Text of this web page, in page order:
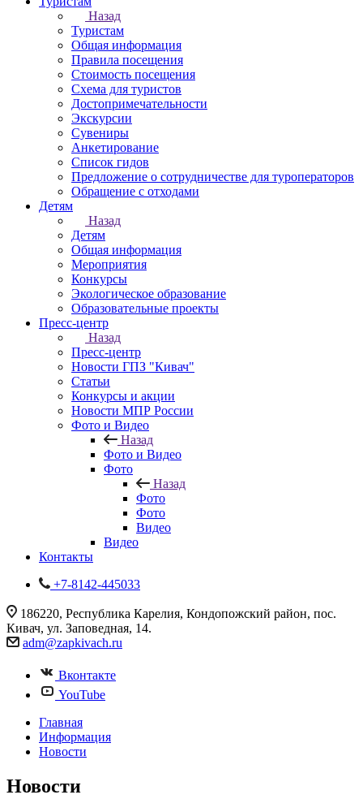
Назад
Туристам
Общая информация
Правила посещения
Стоимость посещения
Схема для туристов
Достопримечательности
Экскурсии
Сувениры
Анкетирование
Список гидов
Предложение о сотрудничестве для туроператоров
Обращение с отходами
Детям
Назад
Детям
Общая информация
Мероприятия
Конкурсы
Экологическое образование
Образовательные проекты
Пресс-центр
Назад
Пресс-центр
Новости ГПЗ "Кивач"
Статьи
Конкурсы и акции
Новости МПР России
Фото и Видео
Назад
Фото и Видео
Фото
Назад
Фото
Фото
Видео
Видео
Контакты
+7-8142-445033
186220, Республика Карелия, Кондопожский район, пос.
Кивач, ул. Заповедная, 14.
adm@zapkivach.ru
Вконтакте
YouTube
Главная
Информация
Новости
Новости